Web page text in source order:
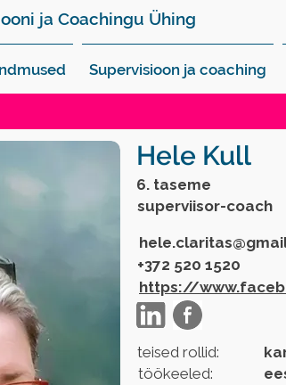
ja Coachingu Ühing
Supervisioon ja coaching
Hele Kull
6. taseme
superviisor-coach
+372 520 1520
https://
teised rollid:
töökeeled: